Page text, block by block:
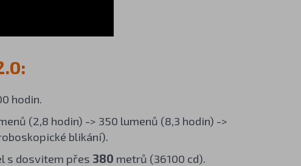
hodin.
(2,8 hodin) -> 350 lumenů (8,3 hodin) ->
blikání).
s dosvitem přes 380 metrů (36100 cd).